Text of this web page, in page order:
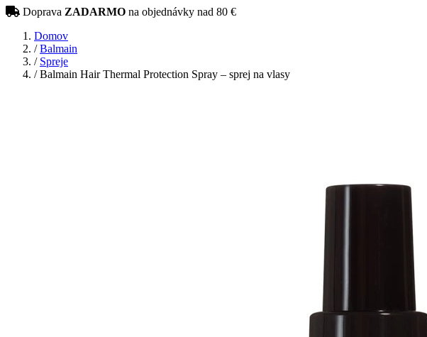
Doprava ZADARMO na objednávky nad 80 €
Domov
/ Balmain
/ Spreje
/Balmain Hair Thermal Protection Spray – sprej na vlasy